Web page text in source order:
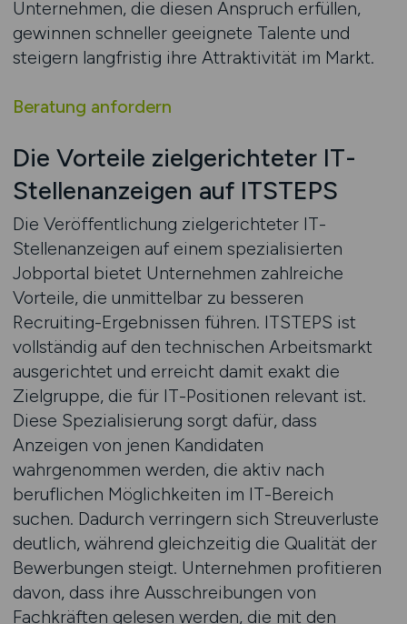
Unternehmen, die diesen Anspruch erfüllen,
gewinnen schneller geeignete Talente und
steigern langfristig ihre Attraktivität im Markt.
Beratung anfordern
Die Vorteile zielgerichteter IT-
Stellenanzeigen auf ITSTEPS
Die Veröffentlichung zielgerichteter IT-
Stellenanzeigen auf einem spezialisierten
Jobportal bietet Unternehmen zahlreiche
Vorteile, die unmittelbar zu besseren
Recruiting-Ergebnissen führen. ITSTEPS ist
vollständig auf den technischen Arbeitsmarkt
ausgerichtet und erreicht damit exakt die
Zielgruppe, die für IT-Positionen relevant ist.
Diese Spezialisierung sorgt dafür, dass
Anzeigen von jenen Kandidaten
wahrgenommen werden, die aktiv nach
beruflichen Möglichkeiten im IT-Bereich
suchen. Dadurch verringern sich Streuverluste
deutlich, während gleichzeitig die Qualität der
Bewerbungen steigt. Unternehmen profitieren
davon, dass ihre Ausschreibungen von
Fachkräften gelesen werden, die mit den